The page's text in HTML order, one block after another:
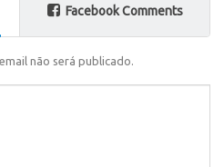
Facebook Comments
não será publicado.